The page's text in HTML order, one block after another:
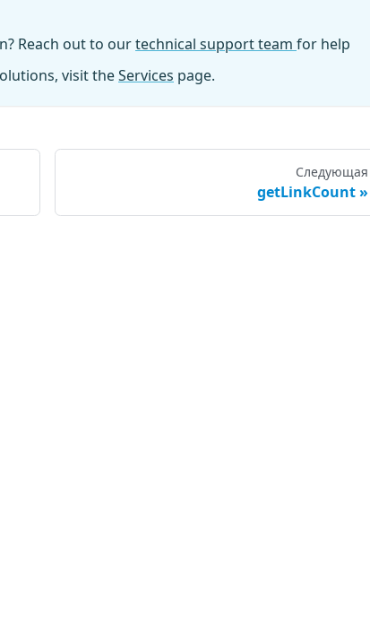
Reach out to ourtechnical support team for help
visit theServices page.
Следующая
getLinkCount